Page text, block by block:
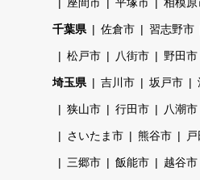
千葉県 佐倉市 習志野市
松戸市 八街市 野田市
埼玉県 吉川市 坂戸市
狭山市 行田市 八潮市
さいたま市 熊谷市
三郷市 飯能市 越谷市